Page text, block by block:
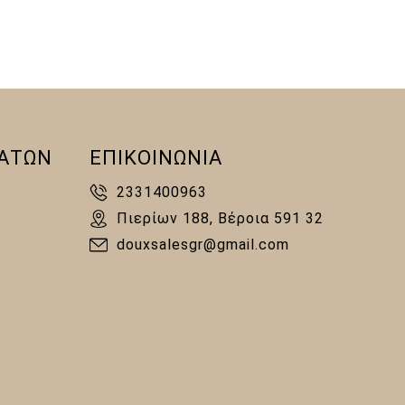
ΕΠΙΚΟΙΝΩΝΙΑ
2331400963
Πιερίων 188, Βέροια 591 32
douxsalesgr@gmail.com